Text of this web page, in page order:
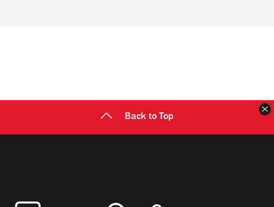
Back to Top